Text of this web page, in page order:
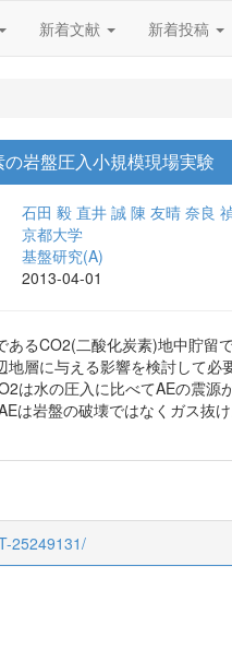
新着文献 新着投稿
岩盤圧入小規模現場実験
石田 毅 直井 誠 陳 友晴 奈良
京都大学
基盤研究(A)
2013-04-01
あるCO2(二酸化炭素)地中貯留
地層に与える影響を検討して
は水の圧入に比べてAEの震
は岩盤の破壊ではなくガス抜
25249131/